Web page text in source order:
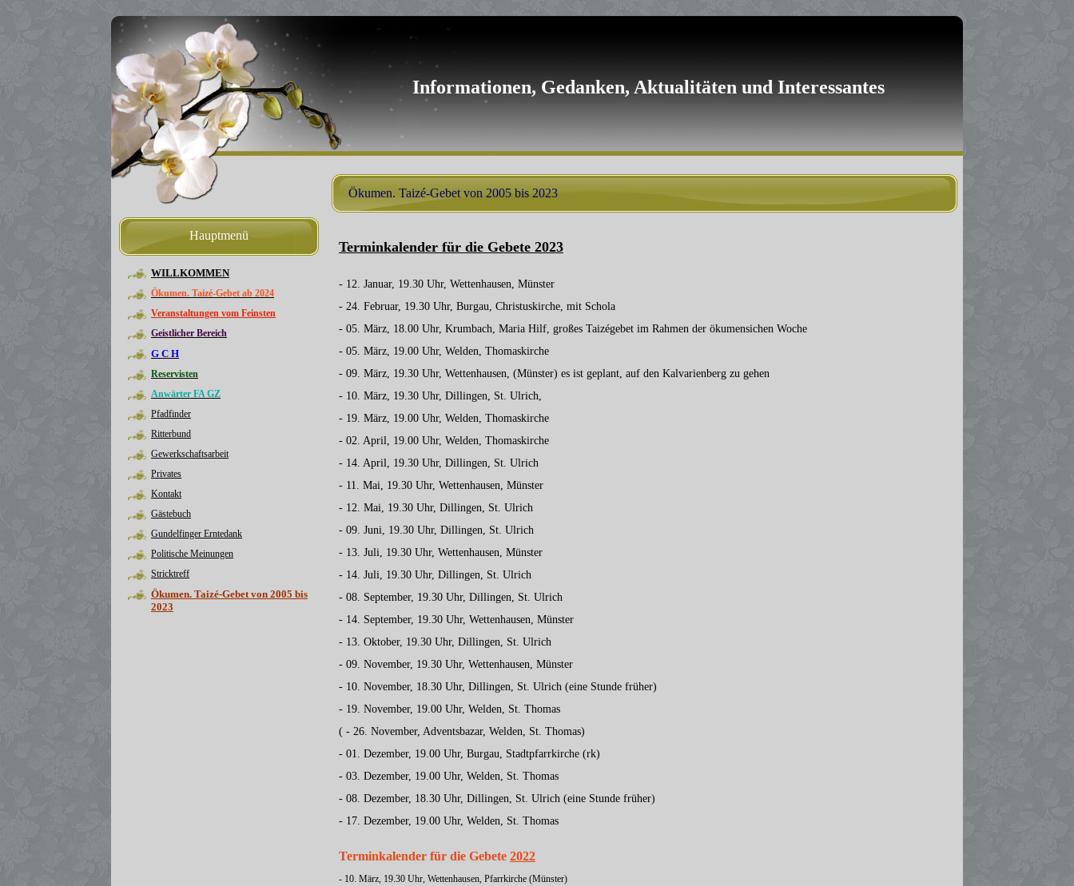
Informationen, Gedanken, Aktualitäten und Interessantes
Hauptmenü
WILLKOMMEN
Ökumen. Taizé-Gebet ab 2024
Veranstaltungen vom Feinsten
Geistlicher Bereich
G C H
Reservisten
Anwärter FA GZ
Pfadfinder
Ritterbund
Gewerkschaftsarbeit
Privates
Kontakt
Gästebuch
Gundelfinger Erntedank
Politische Meinungen
Stricktreff
Ökumen. Taizé-Gebet von 2005 bis
2023
Ökumen. Taizé-Gebet von 2005 bis 2023
Terminkalender für die Gebete 2023
- 12. Januar, 19.30 Uhr, Wettenhausen, Münster
- 24. Februar, 19.30 Uhr, Burgau, Christuskirche, mit Schola
- 05. März, 18.00 Uhr, Krumbach, Maria Hilf, großes Taizégebet im Rahmen der ökumensichen Woche
- 05. März, 19.00 Uhr, Welden, Thomaskirche
- 09. März, 19.30 Uhr, Wettenhausen, (Münster) es ist geplant, auf den Kalvarienberg zu gehen
- 10. März, 19.30 Uhr, Dillingen, St. Ulrich,
- 19. März, 19.00 Uhr, Welden, Thomaskirche
- 02. April, 19.00 Uhr, Welden, Thomaskirche
- 14. April, 19.30 Uhr, Dillingen, St. Ulrich
- 11. Mai, 19.30 Uhr, Wettenhausen, Münster
- 12. Mai, 19.30 Uhr, Dillingen, St. Ulrich
- 09. Juni, 19.30 Uhr, Dillingen, St. Ulrich
- 13. Juli, 19.30 Uhr, Wettenhausen, Münster
- 14. Juli, 19.30 Uhr, Dillingen, St. Ulrich
- 08. September, 19.30 Uhr, Dillingen, St. Ulrich
- 14. September, 19.30 Uhr, Wettenhausen, Münster
- 13. Oktober, 19.30 Uhr, Dillingen, St. Ulrich
- 09. November, 19.30 Uhr, Wettenhausen, Münster
- 10. November, 18.30 Uhr, Dillingen, St. Ulrich (eine Stunde früher)
- 19. November, 19.00 Uhr, Welden, St. Thomas
( - 26. November, Adventsbazar, Welden, St. Thomas)
- 01. Dezember, 19.00 Uhr, Burgau, Stadtpfarrkirche (rk)
- 03. Dezember, 19.00 Uhr, Welden, St. Thomas
- 08. Dezember, 18.30 Uhr, Dillingen, St. Ulrich (eine Stunde früher)
- 17. Dezember, 19.00 Uhr, Welden, St. Thomas
Terminkalender für die Gebete 2022
- 10. März, 19.30 Uhr, Wettenhausen, Pfarrkirche (Münster)